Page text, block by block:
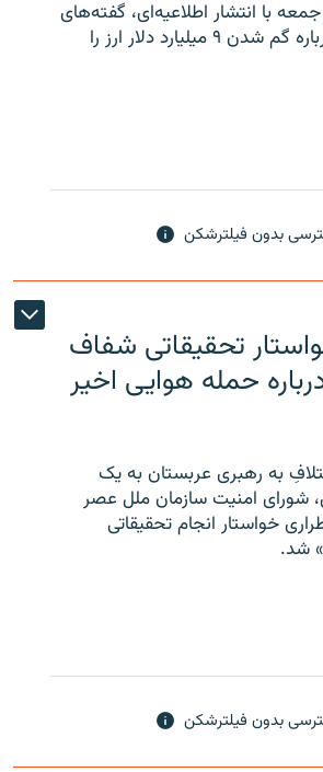
با انتشار اطلاعیه‌ای، گفته‌های
یک نماینده مجلس درباره گم شدن ۹ میلیارد دلار ارز را
بدون فیلترشکن
تحقیقاتی شفاف
حمله هوایی اخیر
به رهبری عربستان به یک
شورای امنیت سازمان ملل عصر
خواستار انجام تحقیقاتی
شد.
بدون فیلترشکن